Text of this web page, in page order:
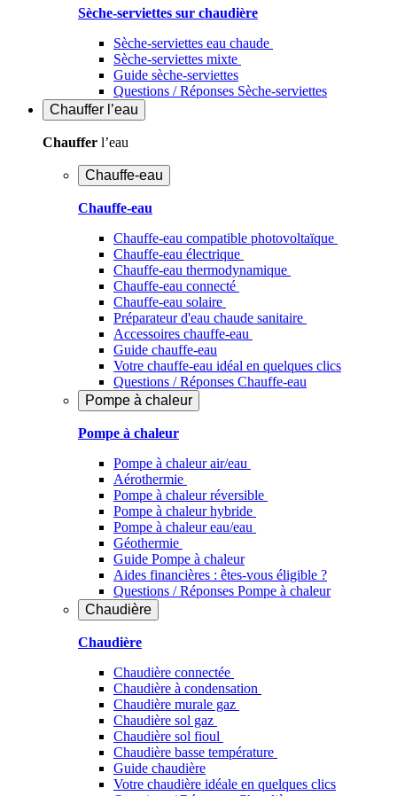
Sèche-serviettes sur chaudière
Sèche-serviettes eau chaude
Sèche-serviettes mixte
Guide sèche-serviettes
Questions / Réponses Sèche-serviettes
Chauffer l’eau
Chauffer l’eau
Chauffe-eau
Chauffe-eau
Chauffe-eau compatible photovoltaïque
Chauffe-eau électrique
Chauffe-eau thermodynamique
Chauffe-eau connecté
Chauffe-eau solaire
Préparateur d'eau chaude sanitaire
Accessoires chauffe-eau
Guide chauffe-eau
Votre chauffe-eau idéal en quelques clics
Questions / Réponses Chauffe-eau
Pompe à chaleur
Pompe à chaleur
Pompe à chaleur air/eau
Aérothermie
Pompe à chaleur réversible
Pompe à chaleur hybride
Pompe à chaleur​ eau/eau
Géothermie
Guide Pompe à chaleur
Aides financières : êtes-vous éligible ?
Questions / Réponses Pompe à chaleur
Chaudière
Chaudière
Chaudière connectée
Chaudière à condensation
Chaudière murale gaz
Chaudière sol gaz
Chaudière sol fioul
Chaudière basse température
Guide chaudière
Votre chaudière idéale en quelques clics